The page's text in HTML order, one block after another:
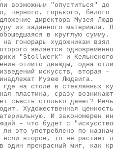
возможным "опуститься" до
черного, горького, белого
директора Музея
из заданного материала.
в круглую сумму.
гонорары художникам взял
является одновременно
"Stollwerk" и
отлито дважды, одна
искусств, вторая –
Музею Людвига.
на столе в стеклянных
пластика, сразу
съесть столько денег?
Художественная
И закономерен
– что будет с
это употреблено по
если второе, то не растает
один прекрасный миг, как